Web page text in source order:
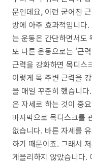
문인데요, 이런 굳어진
방에 아주 효과적입니다
는 운동은 간단하면서도
또 다른 운동으로는 '근
근력을 강화하면 목디스
이렇게 목 주변 근력을
을 매일 꾸준히 했습니
은 자세로 하는 것이 중
마지막으로 목디스크를
없습니다. 바른 자세를
하기 때문이죠. 그래서
게을리하지 않았습니다.